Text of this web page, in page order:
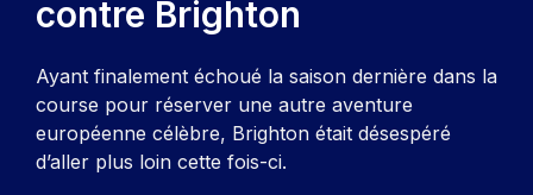
contre Brighton
Ayant finalement échoué la saison dernière dans la
course pour réserver une autre aventure
européenne célèbre, Brighton était désespéré
d’aller plus loin cette fois-ci.